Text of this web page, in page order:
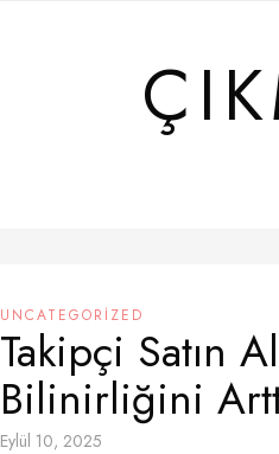
UNCATEGORIZED
Takipçi Satın
Bilinirliğini
Eylül 10, 2025